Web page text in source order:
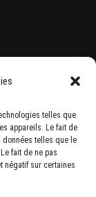
telles que
appareils. Le fait de
telles que le
fait de ne pas
négatif sur certaines